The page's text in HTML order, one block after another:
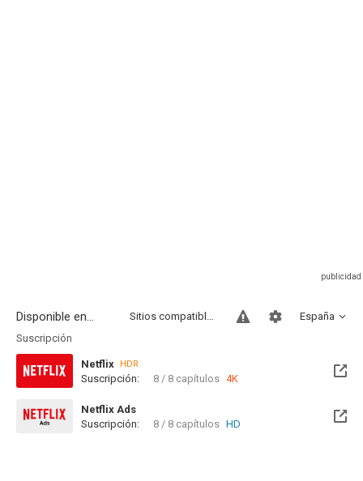
Disponible en... España
Sitios compatibles
Suscripción
Netflix HDR
Suscripción: 8 / 8 capítulos 4K
Netflix Ads
Suscripción:
8 / 8 capítulos HD